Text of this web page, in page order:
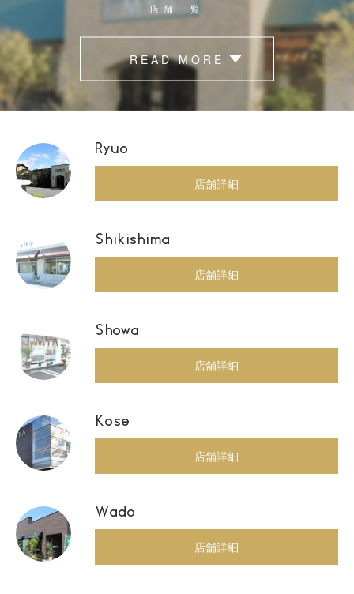
店舗一覧
READ MORE
Ryuo
店舗詳細
Shikishima
店舗詳細
Showa
店舗詳細
Kose
店舗詳細
Wado
店舗詳細